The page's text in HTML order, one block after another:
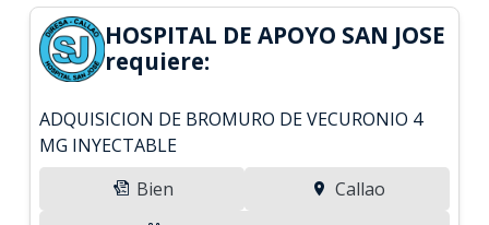
HOSPITAL DE APOYO SAN JOSE
requiere:
ADQUISICION DE BROMURO DE VECURONIO 4
MG INYECTABLE
Bien
Callao